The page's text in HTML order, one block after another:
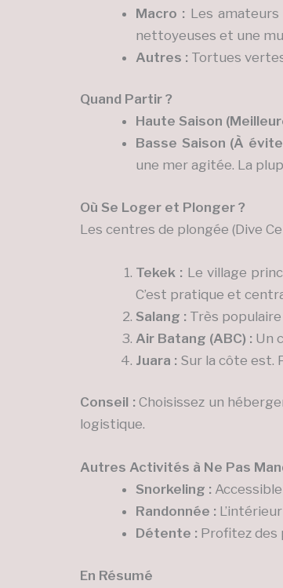
Macro : Les
nettoyeuses et une
Autres : Tortues
Quand Partir ?
Haute Saison
Basse Saison (À
une mer agitée. La
Où Se Loger et Plonger ?
Les centres de plongée (Dive
Tekek : Le village
C’est pratique et
Salang : Très
Air Batang (ABC) : Un
Juara : Sur la côte est.
Conseil :Choisissez un
logistique.
Autres Activités à Ne Pas
Snorkeling :
Randonnée :
Détente : Profitez des
En Résumé